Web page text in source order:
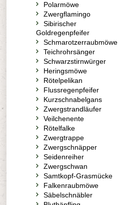
Polarmöwe
Zwergflamingo
Sibirischer
Goldregenpfeifer
Schmarotzerraubmöwe
Teichrohrsänger
Schwarzstirnwürger
Heringsmöwe
Rötelpelikan
Flussregenpfeifer
Kurzschnabelgans
Zwergstrandläufer
Veilchenente
Rötelfalke
Zwergtrappe
Zwergschnäpper
Seidenreiher
Zwergschwan
Samtkopf-Grasmücke
Falkenraubmöwe
Säbelschnäbler